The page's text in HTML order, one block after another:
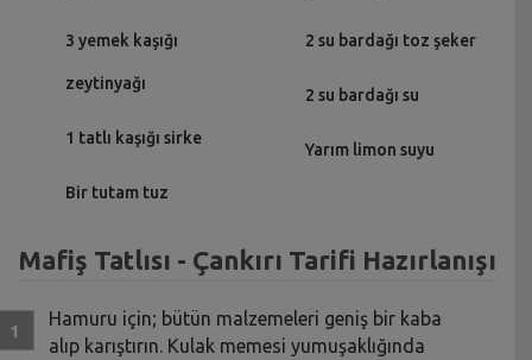
3 yemek kaşığı
zeytinyağı
1 tatlı kaşığı sirke
Bir tutam tuz
2 su bardağı toz şeker
2 su bardağı su
Yarım limon suyu
Mafiş Tatlısı - Çankırı Tarifi Hazırlanışı
Hamuru için; bütün malzemeleri geniş bir kaba
alıp karıştırın. Kulak memesi yumuşaklığında